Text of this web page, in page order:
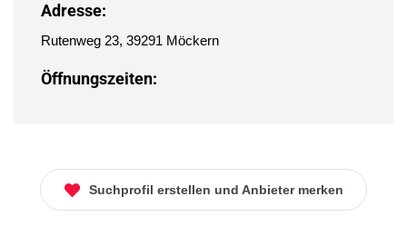
Adresse:
Rutenweg 23, 39291 Möckern
Öffnungszeiten:
Suchprofil erstellen und Anbieter merken